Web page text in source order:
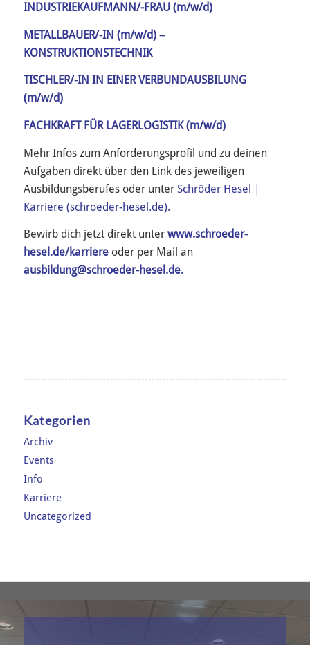
INDUSTRIEKAUFMANN/-FRAU (m/w/d)
METALLBAUER/-IN (m/w/d) –
KONSTRUKTIONSTECHNIK
TISCHLER/-IN IN EINER VERBUNDAUSBILUNG
(m/w/d)
FACHKRAFT FÜR LAGERLOGISTIK (m/w/d)
Mehr Infos zum Anforderungsprofil und zu deinen
Aufgaben direkt über den Link des jeweiligen
Ausbildungsberufes oder unter Schröder Hesel |
Karriere (schroeder-hesel.de).
Bewirb dich jetzt direkt unter www.schroeder-
hesel.de/karriere oder per Mail an
ausbildung@schroeder-hesel.de.
Kategorien
Archiv
Events
Info
Karriere
Uncategorized